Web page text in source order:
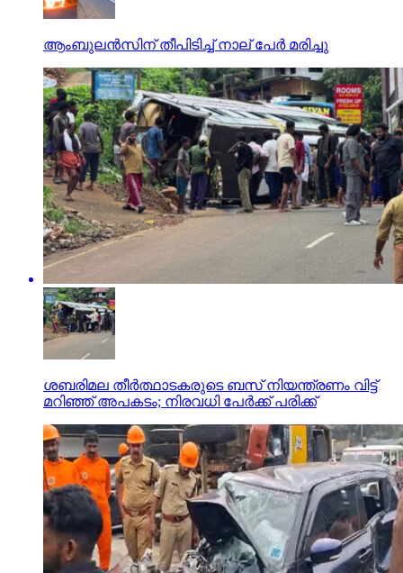
ആംബുലന്‍സിന് തീപിടിച്ച് നാല് പേര്‍ മരിച്ചു
ശബരിമല തീര്‍ത്ഥാടകരുടെ ബസ് നിയന്ത്രണം വിട്ട്
മറിഞ്ഞ് അപകടം; നിരവധി പേര്‍ക്ക് പരിക്ക്